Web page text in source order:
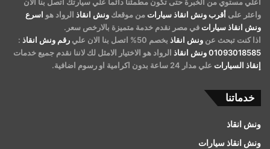
واعثر على أقرب ونش انقاذ سيارات من موقعك ونش انقاذ الرواد هو اسرع
ونش انقاذ سيارات في مصر نقدم خدمة متميزة بالارخص سعر.
اذا كنت تبحث عن ونش انقاذ بخصم 50% اتصل بنا الان علي رقم ونش انقاذ :
01093018585ونش انقاذ الرواد هو الاختيار الامثل لك لاننا نقدم جميع خدمات
إنقاذ السيارات علي مدار 24 ساعة بدون اكرامية او رسوم اضافية.
خدماتنا
ونش انقاذ
ونش انقاذ سيارات